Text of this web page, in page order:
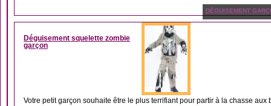
DÉGUISEMENT
Déguisement squelette zombie
garçon
Votre petit garçon souhaite être le plus terrifiant pour partir à la chasse aux